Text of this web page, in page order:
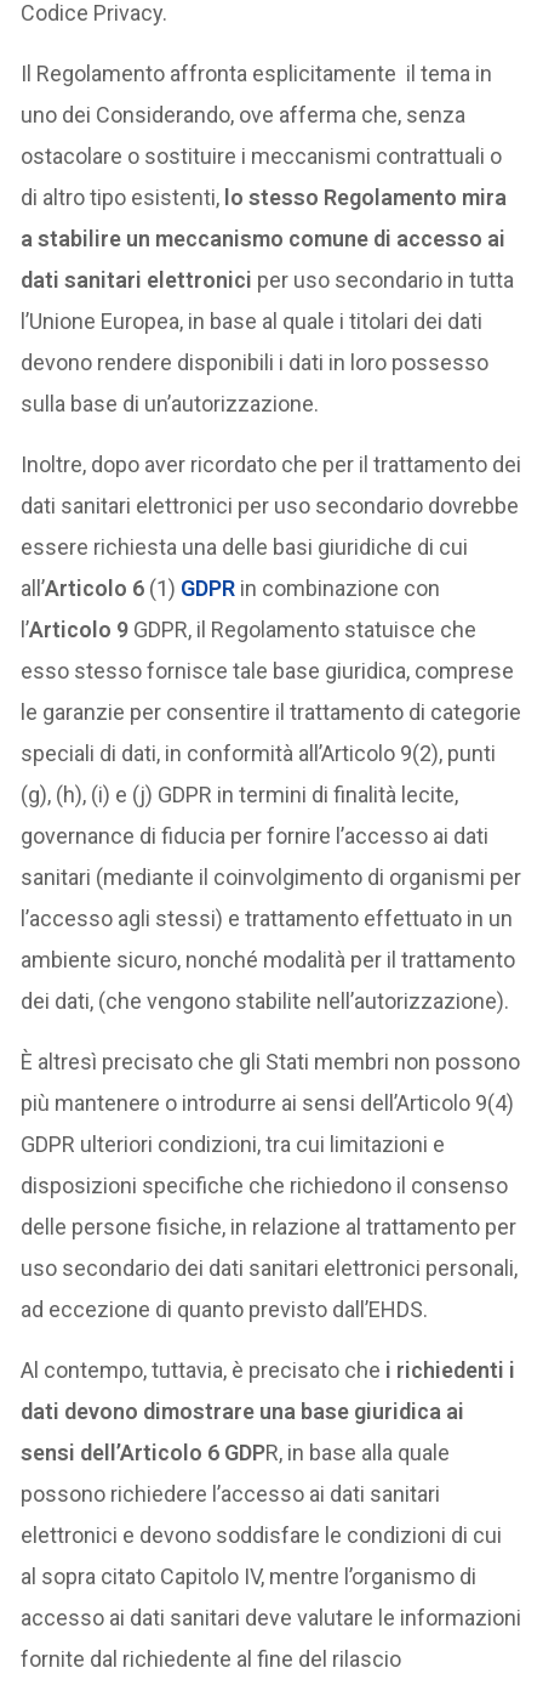
Codice Privacy.
Il Regolamento affronta esplicitamente il tema in
uno dei Considerando, ove afferma che, senza
ostacolare o sostituire i meccanismi contrattuali o
di altro tipo esistenti, lo stesso Regolamento mira
a stabilire un meccanismo comune di accesso ai
dati sanitari elettronici per uso secondario in tutta
l’Unione Europea, in base al quale i titolari dei dati
devono rendere disponibili i dati in loro possesso
sulla base di un’autorizzazione.
Inoltre, dopo aver ricordato che per il trattamento dei
dati sanitari elettronici per uso secondario dovrebbe
essere richiesta una delle basi giuridiche di cui
all’Articolo 6 (1) GDPR in combinazione con
l’Articolo 9 GDPR, il Regolamento statuisce che
esso stesso fornisce tale base giuridica, comprese
le garanzie per consentire il trattamento di categorie
speciali di dati, in conformità all’Articolo 9(2), punti
(g), (h), (i) e (j) GDPR in termini di finalità lecite,
governance di fiducia per fornire l’accesso ai dati
sanitari (mediante il coinvolgimento di organismi per
l’accesso agli stessi) e trattamento effettuato in un
ambiente sicuro, nonché modalità per il trattamento
dei dati, (che vengono stabilite nell’autorizzazione).
È altresì precisato che gli Stati membri non possono
più mantenere o introdurre ai sensi dell’Articolo 9(4)
GDPR ulteriori condizioni, tra cui limitazioni e
disposizioni specifiche che richiedono il consenso
delle persone fisiche, in relazione al trattamento per
uso secondario dei dati sanitari elettronici personali,
ad eccezione di quanto previsto dall’EHDS.
Al contempo, tuttavia, è precisato che i richiedenti i
dati devono dimostrare una base giuridica ai
sensi dell’Articolo 6 GDPR, in base alla quale
possono richiedere l’accesso ai dati sanitari
elettronici e devono soddisfare le condizioni di cui
al sopra citato Capitolo IV, mentre l’organismo di
accesso ai dati sanitari deve valutare le informazioni
fornite dal richiedente al fine del rilascio